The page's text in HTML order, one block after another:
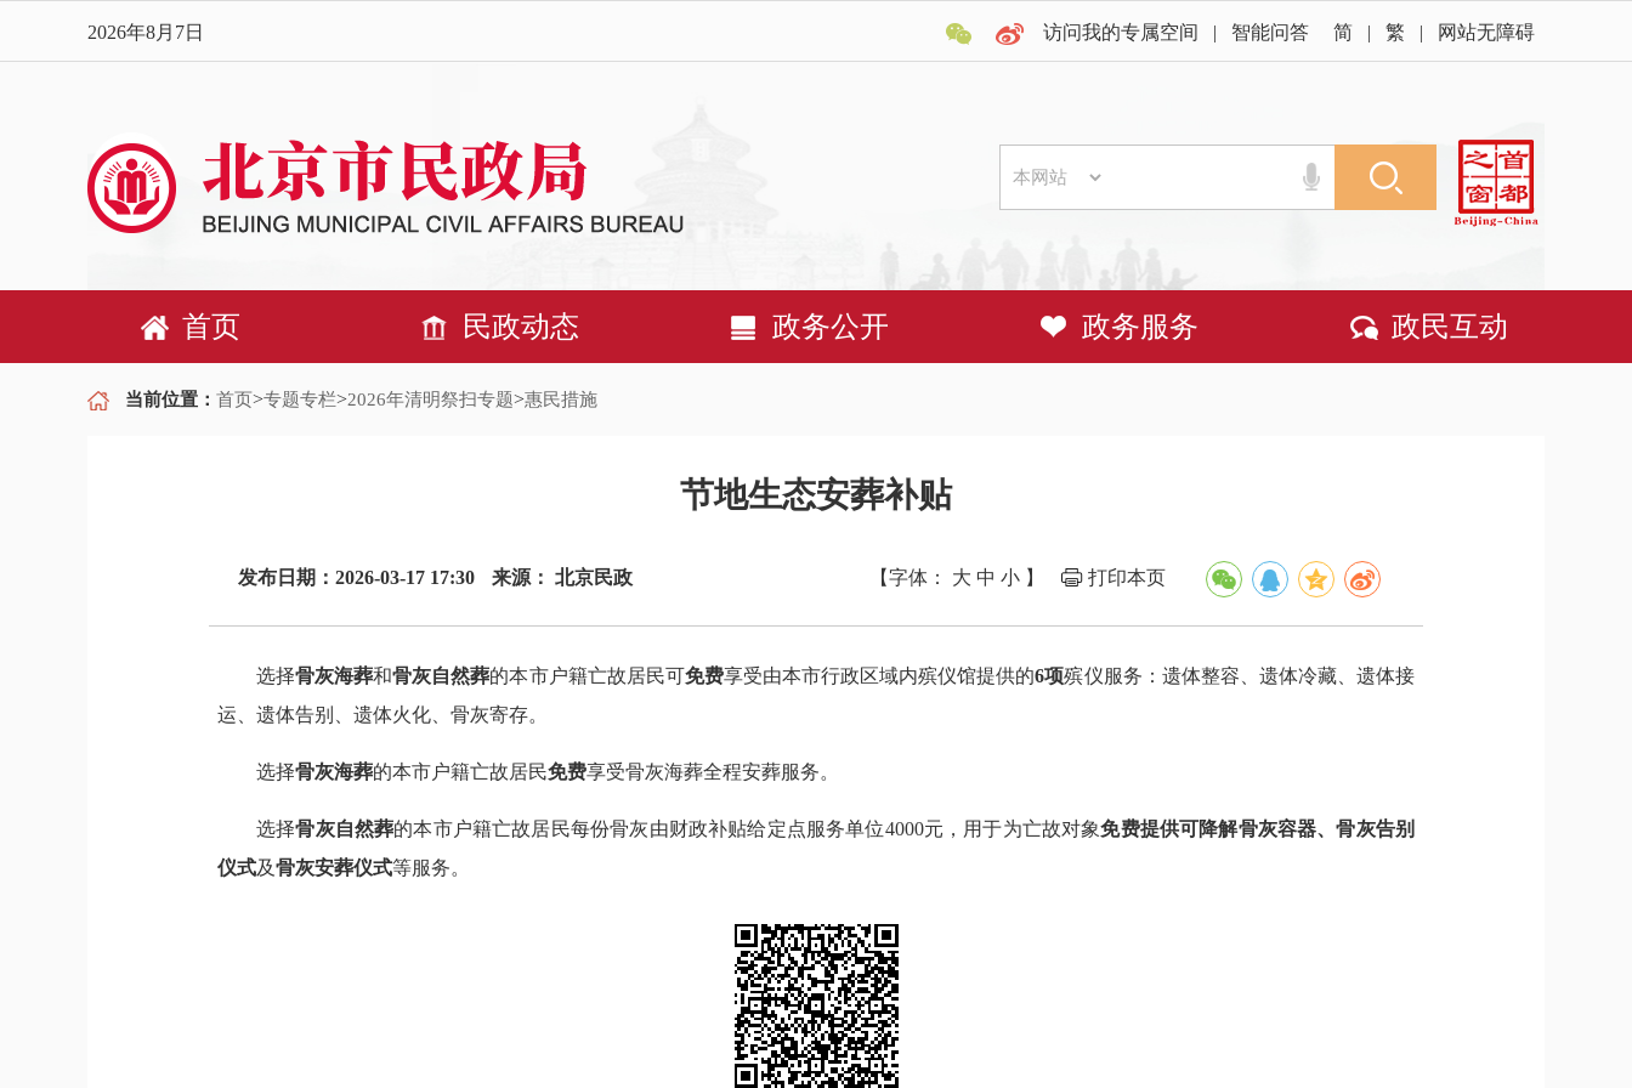
2026年8月7日 访问我的专属空间 | 智能问答 简 | 繁 | 网站无障碍
首页 民政动态 政务公开 政务服务 政民互动
当前位置： 首页>专题专栏>2026年清明祭扫专题>惠民措施
节地生态安葬补贴
发布日期：2026-03-17 17:30 来源： 北京民政 【字体： 大 中 小 】 打印本页
选择骨灰海葬和骨灰自然葬的本市户籍亡故居民可免费享受由本市行政区域内殡仪馆提供的6项殡仪服务：遗体整容、遗体冷藏、遗体接
运、遗体告别、遗体火化、骨灰寄存。
选择骨灰海葬的本市户籍亡故居民免费享受骨灰海葬全程安葬服务。
选择骨灰自然葬的本市户籍亡故居民每份骨灰由财政补贴给定点服务单位4000元，用于为亡故对象免费提供可降解骨灰容器、骨灰告别
仪式及骨灰安葬仪式等服务。